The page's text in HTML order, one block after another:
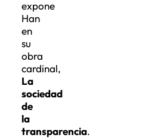
expone
Han
en
su
obra
cardinal,
La
sociedad
de
la
transparencia.